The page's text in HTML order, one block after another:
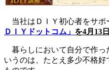
当社はＤＩＹ初心者をサポ
ＤＩＹドットコム」 を4月13
暮らしにおいて自分で作っ
いうのは、たとえ多少不格好